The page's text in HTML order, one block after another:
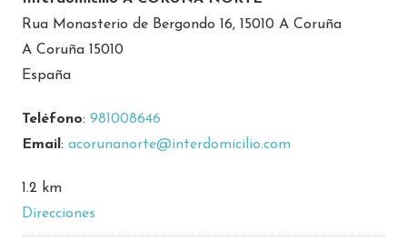
Rua Monasterio de Bergondo 16, 15010 A Coruña
A Coruña 15010
España
Teléfono: 981008646
Email : acorunanorte@interdomicilio.com
1.2 km
Direcciones